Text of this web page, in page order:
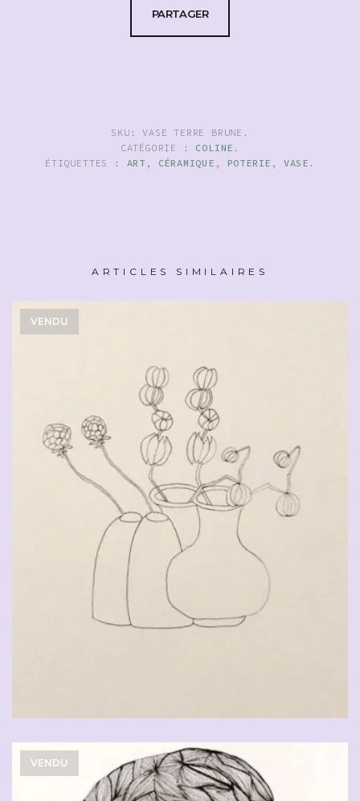
PARTAGER
SKU: VASE TERRE BRUNE .
CATÉGORIE : COLINE .
ÉTIQUETTES : ART , CÉRAMIQUE , POTERIE , VASE .
ARTICLES SIMILAIRES
VENDU
VENDU